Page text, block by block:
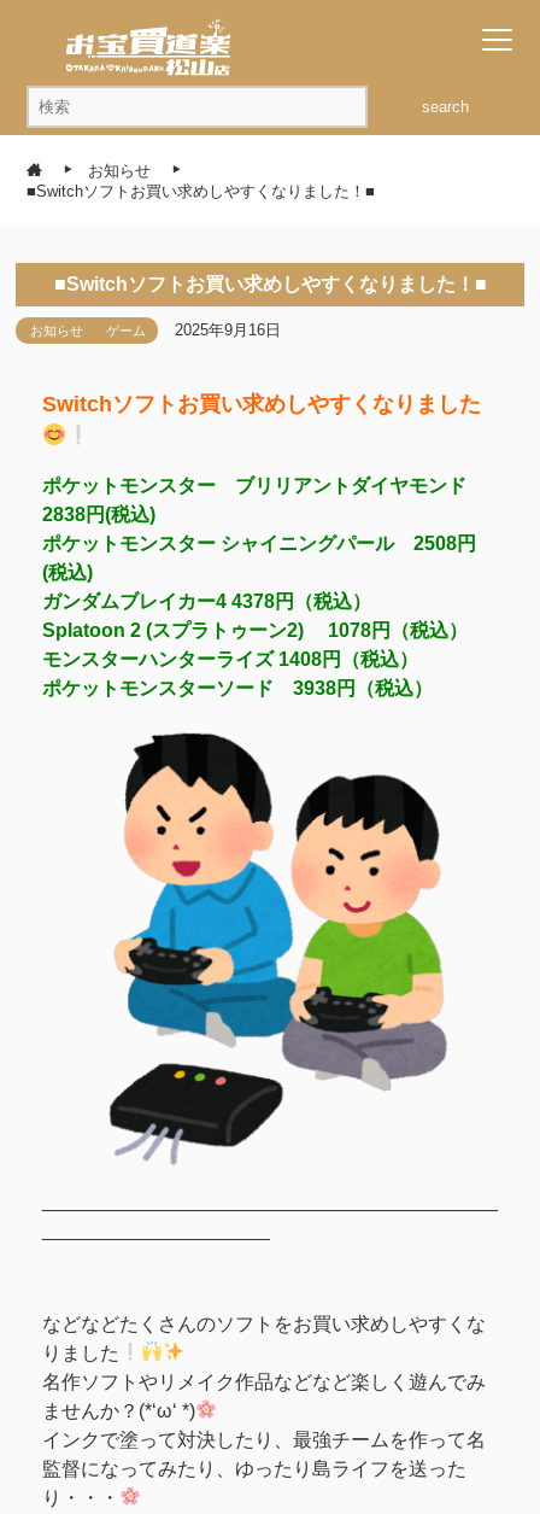
search
お知らせ
■Switchソフトお買い求めしやすくなりました！■
■Switchソフトお買い求めしやすくなりました！■
お知らせ ゲーム 2025年9月16日
Switchソフトお買い求めしやすくなりました
ポケットモンスター ブリリアントダイヤモンド
2838円(税込)
ポケットモンスター シャイニングパール 2508円
(税込)
ガンダムブレイカー4 4378円（税込）
Splatoon 2 (スプラトゥーン2) 1078円（税込）
モンスターハンターライズ 1408円（税込）
ポケットモンスターソード 3938円（税込）
などなどたくさんのソフトをお買い求めしやすくな
りました
名作ソフトやリメイク作品などなど楽しく遊んでみ
ませんか？(*‘ω‘ *)
インクで塗って対決したり、最強チームを作って名
監督になってみたり、ゆったり島ライフを送った
り・・・